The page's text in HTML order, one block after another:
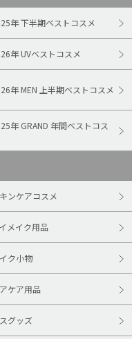
年 下半期ベストコスメ
年 UVベストコスメ
年 MEN 上半期ベストコスメ
年 GRAND 年間ベストコス
ンケアコスメ
メイク用品
ク小物
ケア用品
グッズ